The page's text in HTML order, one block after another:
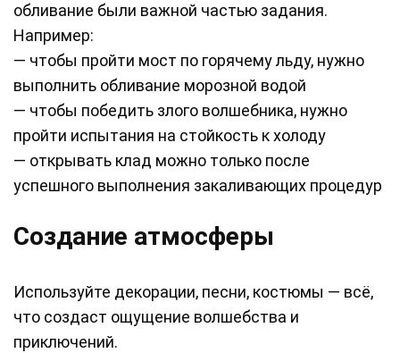
обливание были важной частью задания.
Например:
— чтобы пройти мост по горячему льду, нужно
выполнить обливание морозной водой
— чтобы победить злого волшебника, нужно
пройти испытания на стойкость к холоду
— открывать клад можно только после
успешного выполнения закаливающих процедур
Создание атмосферы
Используйте декорации, песни, костюмы — всё,
что создаст ощущение волшебства и
приключений.